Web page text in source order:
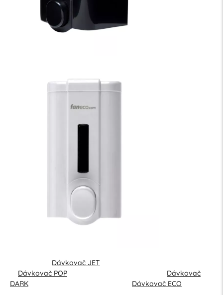
Dávkovač JET
Dávkovač POP
Dávkovač
DARK
Dávkovač ECO